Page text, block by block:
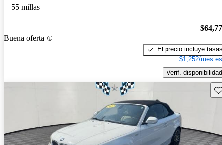
55 millas
Buena oferta
El precio incluye tasas
$1,252/mes
Verif. disponibilidad